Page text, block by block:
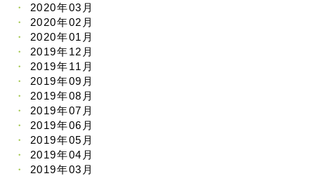
2020年03月
2020年02月
2020年01月
2019年12月
2019年11月
2019年09月
2019年08月
2019年07月
2019年06月
2019年05月
2019年04月
2019年03月